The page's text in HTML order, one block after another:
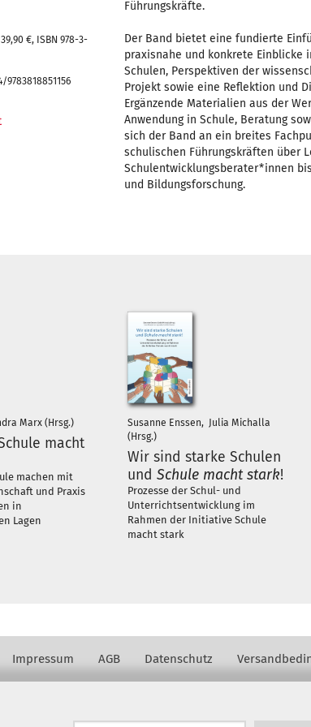
€, ISBN 978-3-
Führungskräfte.
Der Band bietet eine fundierte
praxisnahe und konkrete
Schulen, Perspektiven der
Projekt sowie eine Reflektion und
Ergänzende Materialien aus der
Anwendung in Schule, Beratung
sich der Band an ein breites
schulischen Führungskräften über
Schulentwicklungsberater*innen
und Bildungsforschung.
Marx (Hrsg.)
macht
machen mit
und Praxis
in
Lagen
Susanne Enssen, Julia Michalla
(Hrsg.)
Wir sind starke Schulen
und Schule macht stark!
Prozesse der Schul- und
Unterrichtsentwicklung im
Rahmen der Initiative Schule
macht stark
Impressum AGB Datenschutz